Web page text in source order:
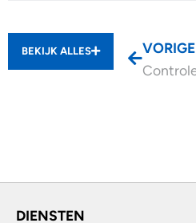
BEKIJK ALLES
VORIGE
DIENSTEN